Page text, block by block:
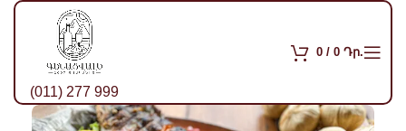
(011) 277 999
0 / 0 Դր.